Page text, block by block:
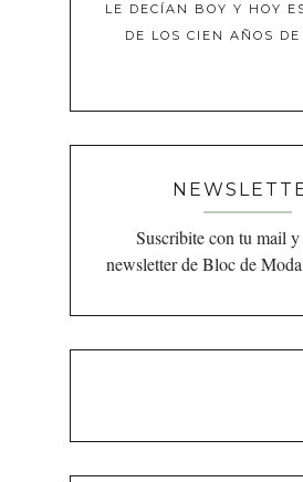
LE DECÍAN BOY Y HOY
DE LOS CIEN AÑOS
Suscribite con tu mail
newsletter de Bloc de